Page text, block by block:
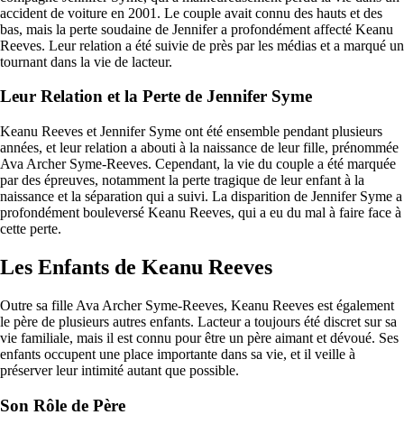
accident de voiture en 2001. Le couple avait connu des hauts et des
bas, mais la perte soudaine de Jennifer a profondément affecté Keanu
Reeves. Leur relation a été suivie de près par les médias et a marqué un
tournant dans la vie de lacteur.
Leur Relation et la Perte de Jennifer Syme
Keanu Reeves et Jennifer Syme ont été ensemble pendant plusieurs
années, et leur relation a abouti à la naissance de leur fille, prénommée
Ava Archer Syme-Reeves. Cependant, la vie du couple a été marquée
par des épreuves, notamment la perte tragique de leur enfant à la
naissance et la séparation qui a suivi. La disparition de Jennifer Syme a
profondément bouleversé Keanu Reeves, qui a eu du mal à faire face à
cette perte.
Les Enfants de Keanu Reeves
Outre sa fille Ava Archer Syme-Reeves, Keanu Reeves est également
le père de plusieurs autres enfants. Lacteur a toujours été discret sur sa
vie familiale, mais il est connu pour être un père aimant et dévoué. Ses
enfants occupent une place importante dans sa vie, et il veille à
préserver leur intimité autant que possible.
Son Rôle de Père